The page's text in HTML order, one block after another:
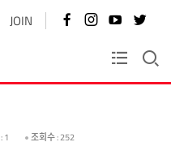
JOIN 페
이
로
인
스
바
유
튜
브
바
가
트
터
바
로
가
KF플러스
: 1 조회수: 252